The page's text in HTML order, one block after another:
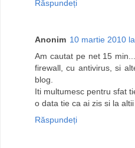
Răspundeți
Anonim 10 martie 2010
Am cautat pe net 15
firewall, cu antivirus, si
blog.
Iti multumesc pentru sfat
o data tie ca ai zis si la
Răspundeți